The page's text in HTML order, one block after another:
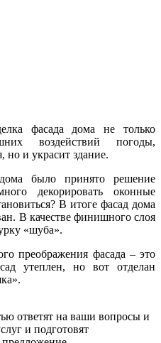
фасада дома не только
воздействий погоды,
но и украсит здание.
было принято решение
декорировать оконные
В итоге фасад дома
В качестве финишного слоя
«шуба».
преображения фасада – это
утеплен, но вот отделан
ответят на ваши вопросы и
и подготовят